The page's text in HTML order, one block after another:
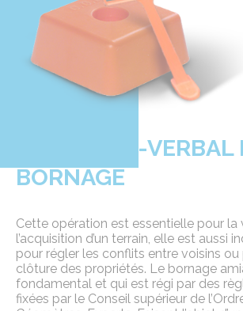
LE PROCÈS-VERBAL
BORNAGE
Cette opération est essentielle pour la
l’acquisition d’un terrain, elle est aussi
pour régler les conflits entre voisins
clôture des propriétés. Le bornage
fondamental et qui est régi par des
fixées par le Conseil supérieur de